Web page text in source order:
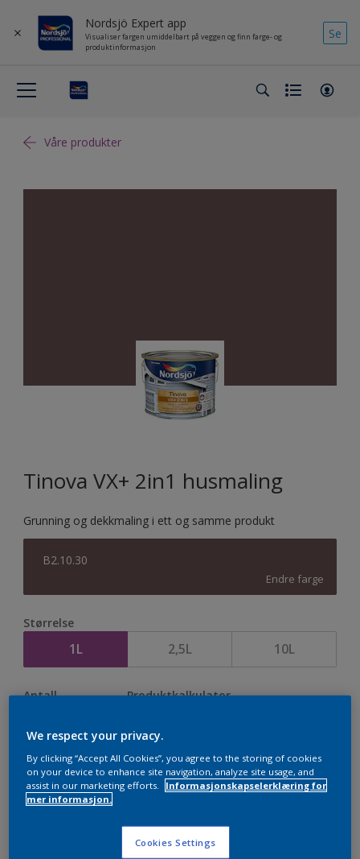
Nordsjö Expert app
Visualiser fargen umiddelbart på veggen og finn farge- og
produktinformasjon
Se
Våre produkter
Tinova VX+ 2in1 husmaling
Grunning og dekkmaling i ett og samme produkt
B2.10.30
Endre farge
Størrelse
1L 2,5L 10L
Antall Produktkalkulator
Legg i handleliste
We respect your privacy.
By clicking “Accept All Cookies”, you agree to the storing of cookies
on your device to enhance site navigation, analyze site usage, and
assist in our marketing efforts.
Informasjonskapselerklæring for
mer informasjon.
Cookies Settings